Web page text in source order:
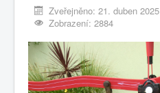
Zveřejněno: 21. duben 2025
Zobrazení: 2884